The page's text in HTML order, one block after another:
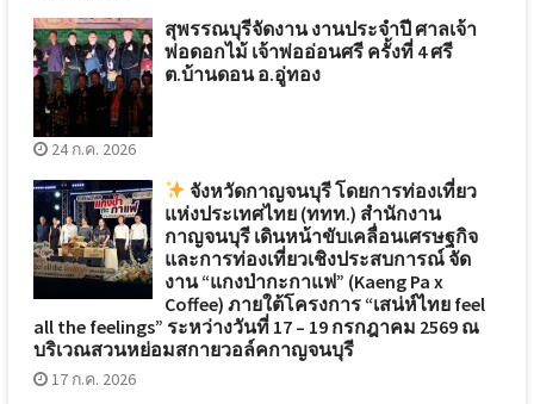
สุพรรณบุรีจัดงาน งานประจำปี ศาลเจ้า
พ่อดอกไม้ เจ้าพ่ออ่อนศรี ครั้งที่ 4 ศรี
ต.บ้านดอน อ.อู่ทอง
24 ก.ค. 2026
จังหวัดกาญจนบุรี โดยการท่องเที่ยว
แห่งประเทศไทย (ททท.) สำนักงาน
กาญจนบุรี เดินหน้าขับเคลื่อนเศรษฐกิจ
และการท่องเที่ยวเชิงประสบการณ์ จัด
งาน “แกงป่ากะกาแฟ” (Kaeng Pa x
Coffee) ภายใต้โครงการ “เสน่ห์ไทย feel
all the feelings” ระหว่างวันที่ 17 – 19 กรกฎาคม 2569 ณ
บริเวณสวนหย่อมสกายวอล์คกาญจนบุรี
17 ก.ค. 2026